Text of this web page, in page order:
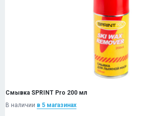
Смывка SPRINT Pro 200 мл
В наличии в 5 магазинах